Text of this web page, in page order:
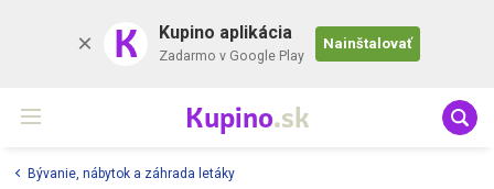
K Kupino aplikácia
Zadarmo v Google Play
Nainštalovať
Kupino.sk
Bývanie, nábytok a záhrada letáky